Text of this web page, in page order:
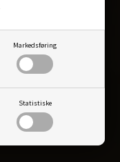
Markedsføring
Statistiske